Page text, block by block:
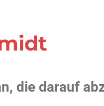
die darauf